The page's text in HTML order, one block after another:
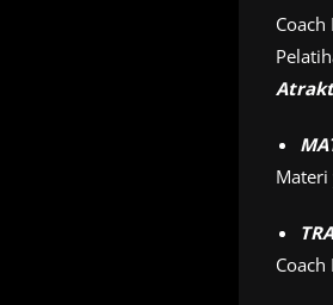
Materi